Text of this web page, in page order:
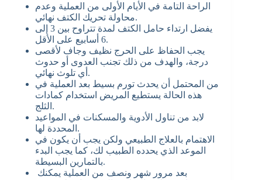
الراحة التامة في الأيام الأولى من العملية وعدم
محاولة تحريك الكتف نهائي.
يفضل ارتداء حامل الكتف لمدة تتراوح بين 3 إلى
6 أسابيع على الأقل.
يجب الحفاظ على الحرج نظيف وجاف لأقصى
درجة، والهدف من ذلك تجنب العدوى أو حدوث
أي تلوث نهائي.
من المحتمل أن يحدث تورم بسيط بعد العملية في
هذه الحالة يستطيع المريض استخدام كمادات
الثلج.
لابد من تناول الأدوية والمسكنات في المواعيد
المحددة لها.
الاهتمام بالعلاج الطبيعي ولكن يجب أن يكون في
الموعد الذي يحدده الطبيب لك، كما يجب البدء
بالتمارين البسيطة.
بعد مرور شهر ونصف من العملية يمكنك